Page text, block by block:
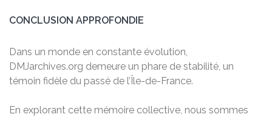
CONCLUSION APPROFONDIE
Dans un monde en constante évolution,
DMJarchives.org demeure un phare de stabilité, un
témoin fidèle du passé de l’Île-de-France.
En explorant cette mémoire collective, nous sommes